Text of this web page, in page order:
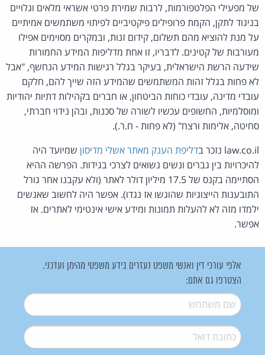
של מפעילי הפלטפורמות, לרבות שמירת פרטי אשראי מלאים וגלויים
בניגוד לתקן, הקמת פרופילים פיקטיביים לפיתוי משתמשים אמיתיים
על מנת להוציא מהם תשלום, קידום זנות, ובמקרים מסוימים אפילו
מעורבות של קטינים. לדבריו, זו אחת מדליפות המידע החמורות
שידעה הרשת הישראלית, בעיקר בגלל רגישות המידע הנחשף, "אבל
לא פחות בגלל זהות המשתמשים שהמידע הזה שייך להם, חלקם
עובדי מדינה, עובדי כוחות הביטחון, או חברים בקהילות דתיות יהודיות
ומוסלמיות, החשופים עכשיו לשורה של סכנות, ובהן נידוי חברתי,
סחיטה, אלימות ורצח" (לא פחות - ח.ר.).
law.co.il נזכר ב
דליפת הענק מאתר אשלי מדיסון שמיועד היה
להיכרויות בין גברים ונשים נשואים לצרכי בגידות. הפרשה ההיא
הסתיימה בקנס של 17.5 מיליון דולר לאתר (ולא עקבנו אחר גורל
התובענות הייצוגיות שהוגשו אז נגדו). אפשר היה לחשוב שאנשים
ילמדו מזה לא להעלות תמונות ומידע אישי אינטימי לאתרים. אז
אפשר.
אלפי עורכי דין ואנשי משפט נעזרים בידע משפטי מהימן ועדכני.
הצטרפו גם אתם:
שם משתמש*
דואל*